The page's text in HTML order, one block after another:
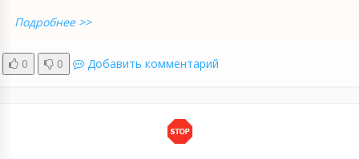
Подробнее >>
0 0 Добавить комментарий